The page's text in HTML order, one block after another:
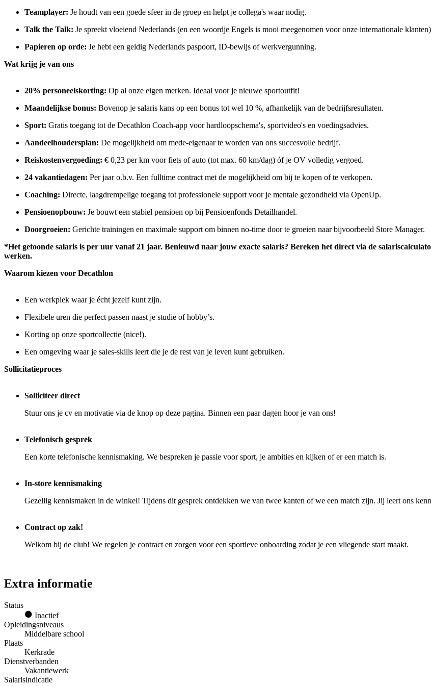
Teamplayer: Je houdt van een goede sfeer in de groep en helpt je collega's waar nodig.
Talk the Talk: Je spreekt vloeiend Nederlands (en een woordje Engels is mooi meegenomen voor onze internationale
Papieren op orde: Je hebt een geldig Nederlands paspoort, ID-bewijs of werkvergunning.
Wat krijg je van ons
20% personeelskorting: Op al onze eigen merken. Ideaal voor je nieuwe sportoutfit!
Maandelijkse bonus: Bovenop je salaris kans op een bonus tot wel 10 %, afhankelijk van de bedrijfsresultaten.
Sport: Gratis toegang tot de Decathlon Coach-app voor hardloopschema's, sportvideo's en voedingsadvies.
Aandeelhoudersplan: De mogelijkheid om mede-eigenaar te worden van ons succesvolle bedrijf.
Reiskostenvergoeding: € 0,23 per km voor fiets of auto (tot max. 60 km/dag) óf je OV volledig vergoed.
24 vakantiedagen: Per jaar o.b.v. Een fulltime contract met de mogelijkheid om bij te kopen of te verkopen.
Coaching: Directe, laagdrempelige toegang tot professionele support voor je mentale gezondheid via OpenUp.
Pensioenopbouw: Je bouwt een stabiel pensioen op bij Pensioenfonds Detailhandel.
Doorgroeien: Gerichte trainingen en maximale support om binnen no-time door te groeien naar bijvoorbeeld Store Manager.
*Het getoonde salaris is per uur vanaf 21 jaar. Benieuwd naar jouw exacte salaris? Bereken het direct via de
werken.
Waarom kiezen voor Decathlon
Een werkplek waar je écht jezelf kunt zijn.
Flexibele uren die perfect passen naast je studie of hobby’s.
Korting op onze sportcollectie (nice!).
Een omgeving waar je sales-skills leert die je de rest van je leven kunt gebruiken.
Sollicitatieproces
Solliciteer direct
Stuur ons je cv en motivatie via de knop op deze pagina. Binnen een paar dagen hoor je van ons!
Telefonisch gesprek
Een korte telefonische kennismaking. We bespreken je passie voor sport, je ambities en kijken of er een match is.
In-store kennismaking
Gezellig kennismaken in de winkel! Tijdens dit gesprek ontdekken we van twee kanten of we een match zijn. Jij leert ons
Contract op zak!
Welkom bij de club! We regelen je contract en zorgen voor een sportieve onboarding zodat je een vliegende start maakt.
Extra informatie
Status
Inactief
Opleidingsniveaus
Middelbare school
Plaats
Kerkrade
Dienstverbanden
Vakantiewerk
Salarisindicatie